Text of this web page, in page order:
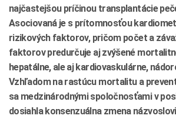
najčastejšou príčinou transplantácie
Asociovaná je s prítomnosťou
rizikových faktorov, pričom počet a
faktorov predurčuje aj zvýšené
hepatálne, ale aj kardiovaskulárne,
Vzhľadom na rastúcu mortalitu a
sa medzinárodnými spoločnosťami v
dosiahla konsenzuálna zmena